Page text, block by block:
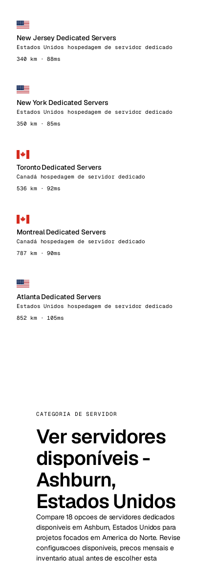
New Jersey Dedicated Servers
Estados Unidos hospedagem de servidor dedicado
340 km · 88ms
New York Dedicated Servers
Estados Unidos hospedagem de servidor dedicado
350 km · 85ms
Toronto Dedicated Servers
Canadá hospedagem de servidor dedicado
536 km · 92ms
Montreal Dedicated Servers
Canadá hospedagem de servidor dedicado
787 km · 90ms
Atlanta Dedicated Servers
Estados Unidos hospedagem de servidor dedicado
852 km · 105ms
CATEGORIA DE SERVIDOR
Ver servidores
disponíveis -
Ashburn,
Estados Unidos
Compare 18 opcoes de servidores dedicados
disponiveis em Ashburn, Estados Unidos para
projetos focados em America do Norte. Revise
configuracoes disponiveis, precos mensais e
inventario atual antes de escolher esta